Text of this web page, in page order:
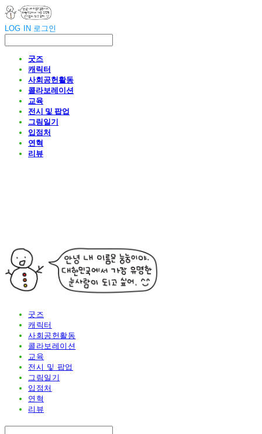
LOG IN 로그인
굿즈
캐릭터
사회공헌활동
콜라보레이션
교육
전시 및 팝업
그림일기
입점처
연혁
리뷰
굿즈
캐릭터
사회공헌활동
콜라보레이션
교육
전시 및 팝업
그림일기
입점처
연혁
리뷰